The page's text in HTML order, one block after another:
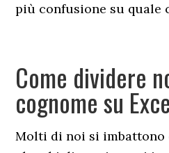
più confusione su quale
Come dividere
cognome su
Molti di noi si